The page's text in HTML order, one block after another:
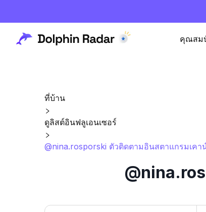
คุณสม
ที่บ้าน
ดูลิสต์อินฟลูเอนเซอร์
@nina.rosporski ตัวติดตามอินสตาแกรมเคา